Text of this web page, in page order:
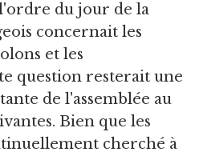
du jour de la
concernait les
et les
question resterait une
de l'assemblée au
Bien que les
cherché à